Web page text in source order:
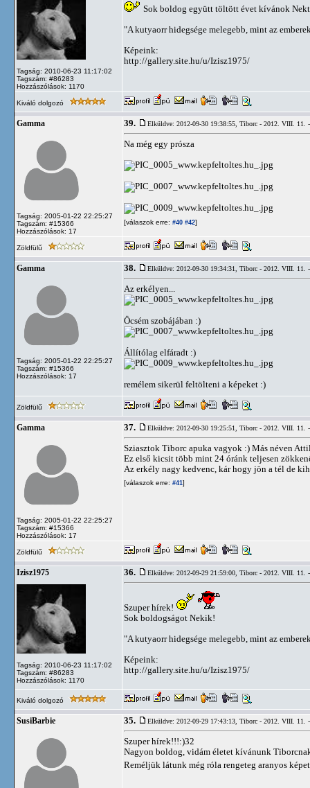
Tagság: 2010-06-23 11:17:02
Tagszám: #86283
Hozzászólások: 1170
Sok boldog együtt töltött évet kívánok
"A kutyaorr hidegsége melegebb, mint az
Képeink:
http://gallery.site.hu/u/Izisz1975/
Kiváló dolgozó
Gamma
Tagság: 2005-01-22 22:25:27
Tagszám: #15366
Hozzászólások: 17
39. Elküldve: 2012-09-30 19:38:55, Tiborc - 2012. VIII. 11. -
Na még egy prósza
[válaszok erre: #40 #42]
Zöldfülű
Gamma
Tagság: 2005-01-22 22:25:27
Tagszám: #15366
Hozzászólások: 17
38. Elküldve: 2012-09-30 19:34:31, Tiborc - 2012. VIII. 11. -
Az erkélyen...
Öcsém szobájában :)
Állítólag elfáradt :)
remélem sikerül feltölteni a képeket :)
Zöldfülű
Gamma
Tagság: 2005-01-22 22:25:27
Tagszám: #15366
Hozzászólások: 17
37. Elküldve: 2012-09-30 19:25:51, Tiborc - 2012. VIII. 11. -
Sziasztok Tiborc apuka vagyok :) Más néven
Ez első kicsit több mint 24 óránk teljesen
Az erkély nagy kedvenc, kár hogy jön a tél de
[válaszok erre: #41]
Zöldfülű
Izisz1975
Tagság: 2010-06-23 11:17:02
Tagszám: #86283
Hozzászólások: 1170
36. Elküldve: 2012-09-29 21:59:00, Tiborc - 2012. VIII. 11. -
Szuper hírek!
Sok boldogságot Nekik!
"A kutyaorr hidegsége melegebb, mint az
Képeink:
http://gallery.site.hu/u/Izisz1975/
Kiváló dolgozó
SusiBarbie 35. Elküldve: 2012-09-29 17:43:13, Tiborc - 2012. VIII. 11. -
Szuper hírek!!!:)32
Nagyon boldog, vidám életet kívánunk
Reméljük látunk még róla rengeteg aranyos